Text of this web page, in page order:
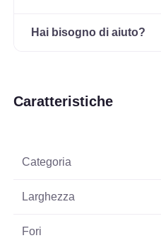
Hai bisogno di aiuto?
Caratteristiche
Categoria
Larghezza
Fori